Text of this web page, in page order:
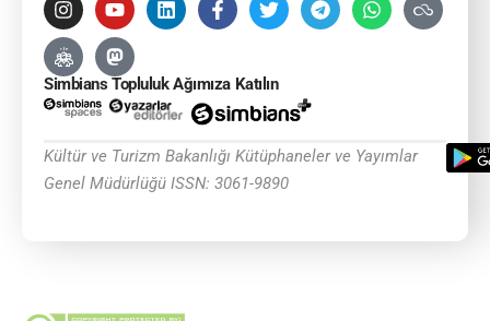
Simbians Topluluk Ağımıza Katılın
Kültür ve Turizm Bakanlığı Kütüphaneler ve Yayımlar
Genel Müdürlüğü ISSN: 3061-9890